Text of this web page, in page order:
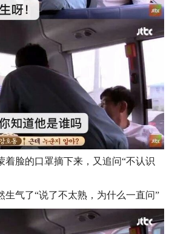
着脸的口罩摘下来，又追问“不认识
生气了“说了不太熟，为什么一直问”